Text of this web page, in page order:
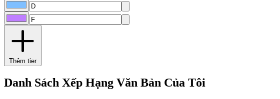
Thêm tier
Danh Sách Xếp Hạng Văn Bản Của Tôi